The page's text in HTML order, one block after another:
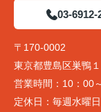
03-6912-
〒170-0002
東京都豊島区巣鴨
営業時間： 10：00
定休日： 毎週水曜